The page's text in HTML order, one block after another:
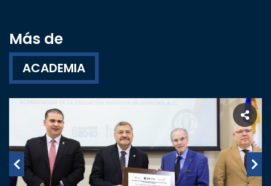
Más de
ACADEMIA